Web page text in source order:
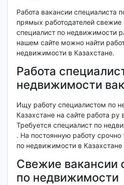
Работа вакансии специалиста
прямых работодателей свежие
специалист по недвижимости
нашем сайте можно найти
недвижимости в Казахстане.
Работа
недвижимости
Ищу работу специалистом по
Казахстане на сайте работа ру
Требуется специалист по
. На постоянную работу срочно
по недвижимости в Казахстане
Свежие вакансии
по недвижимости